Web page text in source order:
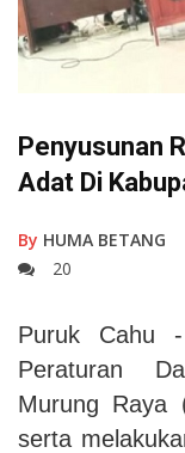
Penyusunan
Adat Di
By HUMA BETANG
20
Puruk Cahu
Peraturan
Murung Raya
serta